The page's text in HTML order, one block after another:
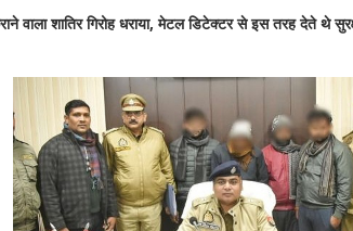
वाला शातिर गिरोह धराया, मेटल डिटेक्टर से इस तरह देते थे